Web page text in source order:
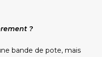
?
bande de pote, mais